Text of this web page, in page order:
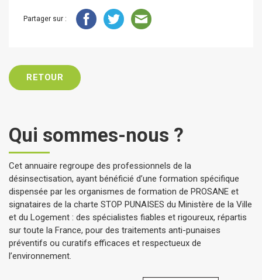
Partager sur :
RETOUR
Qui sommes-nous ?
Cet annuaire regroupe des professionnels de la
désinsectisation, ayant bénéficié d’une formation spécifique
dispensée par les organismes de formation de PROSANE et
signataires de la charte STOP PUNAISES du Ministère de la Ville
et du Logement : des spécialistes fiables et rigoureux, répartis
sur toute la France, pour des traitements anti-punaises
préventifs ou curatifs efficaces et respectueux de
l’environnement.